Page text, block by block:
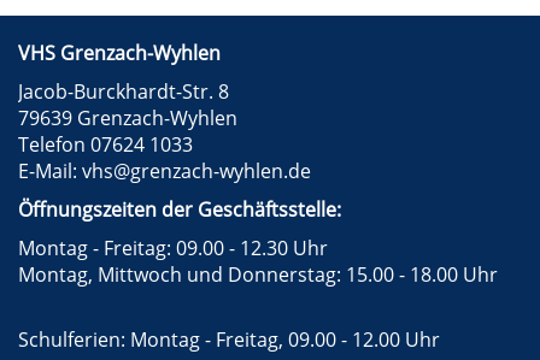
VHS Grenzach-Wyhlen
Jacob-Burckhardt-Str. 8
79639 Grenzach-Wyhlen
Telefon 07624 1033
E-Mail: vhs@grenzach-wyhlen.de
Öffnungszeiten der Geschäftsstelle:
Montag - Freitag: 09.00 - 12.30 Uhr
Montag, Mittwoch und Donnerstag: 15.00 - 18.00 Uhr
Schulferien: Montag - Freitag, 09.00 - 12.00 Uhr